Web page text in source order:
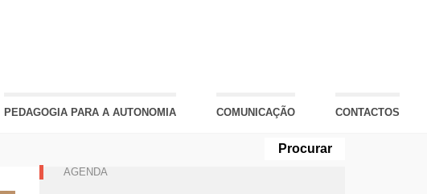
PEDAGOGIA PARA A AUTONOMIA COMUNICAÇÃO CONTACTOS
AGENDA